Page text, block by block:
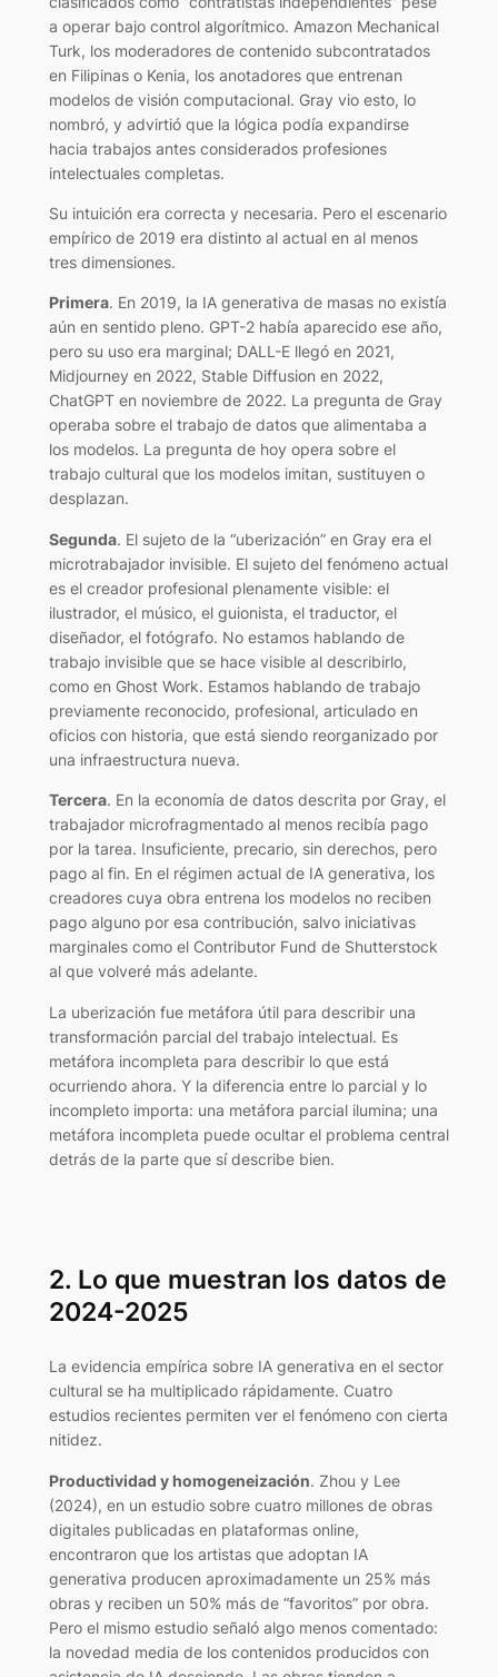
a operar bajo control algorítmico. Amazon Mechanical
Turk, los moderadores de contenido subcontratados
en Filipinas o Kenia, los anotadores que entrenan
modelos de visión computacional. Gray vio esto, lo
nombró, y advirtió que la lógica podía expandirse
hacia trabajos antes considerados profesiones
intelectuales completas.
Su intuición era correcta y necesaria. Pero el escenario
empírico de 2019 era distinto al actual en al menos
tres dimensiones.
Primera. En 2019, la IA generativa de masas no existía
aún en sentido pleno. GPT-2 había aparecido ese año,
pero su uso era marginal; DALL-E llegó en 2021,
Midjourney en 2022, Stable Diffusion en 2022,
ChatGPT en noviembre de 2022. La pregunta de Gray
operaba sobre el trabajo de datos que alimentaba a
los modelos. La pregunta de hoy opera sobre el
trabajo cultural que los modelos imitan, sustituyen o
desplazan.
Segunda. El sujeto de la “uberización” en Gray era el
microtrabajador invisible. El sujeto del fenómeno actual
es el creador profesional plenamente visible: el
ilustrador, el músico, el guionista, el traductor, el
diseñador, el fotógrafo. No estamos hablando de
trabajo invisible que se hace visible al describirlo,
como en Ghost Work. Estamos hablando de trabajo
previamente reconocido, profesional, articulado en
oficios con historia, que está siendo reorganizado por
una infraestructura nueva.
Tercera. En la economía de datos descrita por Gray, el
trabajador microfragmentado al menos recibía pago
por la tarea. Insuficiente, precario, sin derechos, pero
pago al fin. En el régimen actual de IA generativa, los
creadores cuya obra entrena los modelos no reciben
pago alguno por esa contribución, salvo iniciativas
marginales como el Contributor Fund de Shutterstock
al que volveré más adelante.
La uberización fue metáfora útil para describir una
transformación parcial del trabajo intelectual. Es
metáfora incompleta para describir lo que está
ocurriendo ahora. Y la diferencia entre lo parcial y lo
incompleto importa: una metáfora parcial ilumina; una
metáfora incompleta puede ocultar el problema central
detrás de la parte que sí describe bien.
2. Lo que muestran los datos de
2024-2025
La evidencia empírica sobre IA generativa en el sector
cultural se ha multiplicado rápidamente. Cuatro
estudios recientes permiten ver el fenómeno con cierta
nitidez.
Productividad y homogeneización. Zhou y Lee
(2024), en un estudio sobre cuatro millones de obras
digitales publicadas en plataformas online,
encontraron que los artistas que adoptan IA
generativa producen aproximadamente un 25% más
obras y reciben un 50% más de “favoritos” por obra.
Pero el mismo estudio señaló algo menos comentado:
la novedad media de los contenidos producidos con